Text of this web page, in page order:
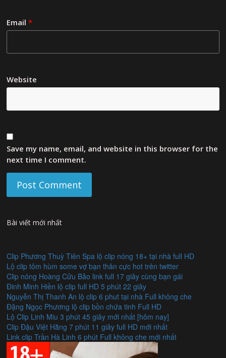
Email*
Website
Save my name, email, and website in this browser for the
next time I comment.
Bài viết mới nhất
Clip Phương Thuỳ Tiên Spa lộ clip nóng 18+ tại nhà full HD
Lộ clip tôm hùm some vợ bạn thân cực hot trên twitter
Clip nóng Hoàng Cửu Bảo link full 17 giây cùng bạn gái
Đinh Minh Hiền lộ clip full HD 5 phút 22 giây
Nguyễn Thị Thanh An lộ clip 6 phut tại nhà Full không che
Đặng Ngọc Phương lộ clip bồn chứa tinh Full HD
Lộ Clip Linh Miu 3 phút 45 giây mới nhất [hôm nay]
Clip Đậu Việt Hằng 7 phút 11 giây full HD mới nhất
Link clip Trần Hà Linh 6 phút Full không che mới nhất